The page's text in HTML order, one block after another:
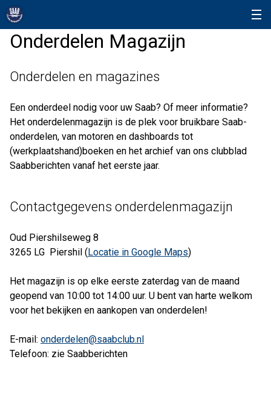
Onderdelen Magazijn
Onderdelen en magazines
Een onderdeel nodig voor uw Saab? Of meer informatie?
Het onderdelenmagazijn is de plek voor bruikbare Saab-
onderdelen, van motoren en dashboards tot
(werkplaatshand)boeken en het archief van ons clubblad
Saabberichten vanaf het eerste jaar.
Contactgegevens onderdelenmagazijn
Oud Piershilseweg 8
3265 LG Piershil ( Locatie in Google Maps)
Het magazijn is op elke eerste zaterdag van de maand
geopend van 10:00 tot 14:00 uur. U bent van harte welkom
voor het bekijken en aankopen van onderdelen!
E-mail: onderdelen@saabclub.nl
Telefoon: zie Saabberichten